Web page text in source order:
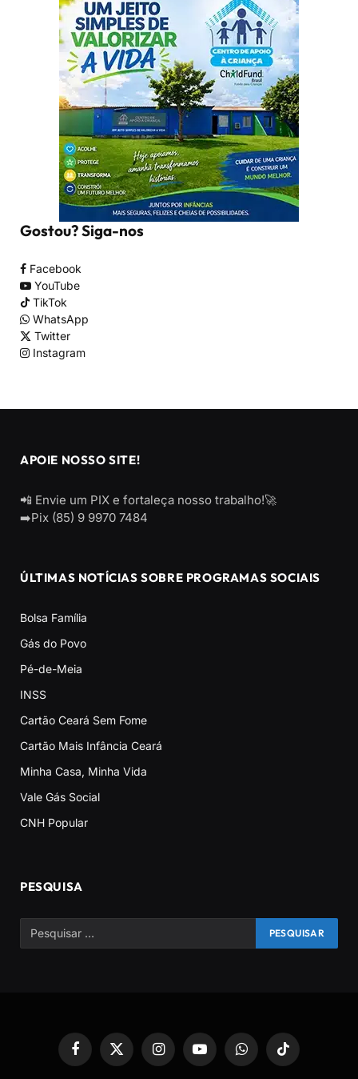
Gostou? Siga-nos
Facebook
YouTube
TikTok
WhatsApp
Twitter
Instagram
APOIE NOSSO SITE!
📲 Envie um PIX e fortaleça nosso trabalho!🚀
➡️Pix (85) 9 9970 7484
ÚLTIMAS NOTÍCIAS SOBRE PROGRAMAS SOCIAIS
Bolsa Família
Gás do Povo
Pé-de-Meia
INSS
Cartão Ceará Sem Fome
Cartão Mais Infância Ceará
Minha Casa, Minha Vida
Vale Gás Social
CNH Popular
PESQUISA
Facebook
X
(Twitter)
InstagramYouTubeWhatsAppTikTok